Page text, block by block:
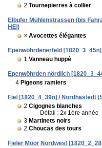
2 Tournepierres à collier
Elbufer Mühlenstrassen (bis
HEI)
× Avocettes élégantes
Epenwöhrdenerfeld
1 Vanneau huppé
Epenwöhrden nördlich
4 Pigeons ramiers
Fiel [1820_4_39n] / Nordhastedt
2 Cigognes blanches
Détail : 2x 1ère année
3 Martinets noirs
2 Choucas des tours
Fieler Moor Nordwest